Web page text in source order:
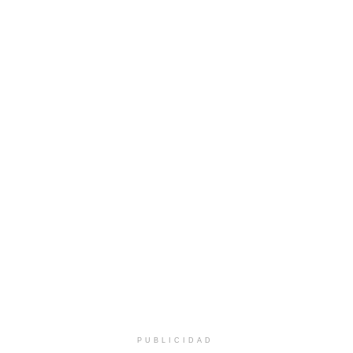
PUBLICIDAD